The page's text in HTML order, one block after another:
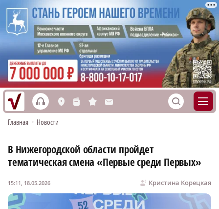
h L n s M S
Главная • Новости
В Нижегородской области пройдет
тематическая смена «Первые среди Первых»
Кристина Корецкая
15:11, 18.05.2026